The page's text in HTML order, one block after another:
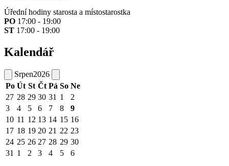
Úřední hodiny starosta a místostarostka
PO 17:00 - 19:00
ST 17:00 - 19:00
Kalendář
Srpen2026
Po Út St Čt Pá So Ne
27 28 29 30 31 1
2
3
4 5 6 7 8
9
10 11 12 13 14 15 16
17 18 19 20 21 22 23
24 25 26 27 28 29 30
31 1 2 3 4 5 6